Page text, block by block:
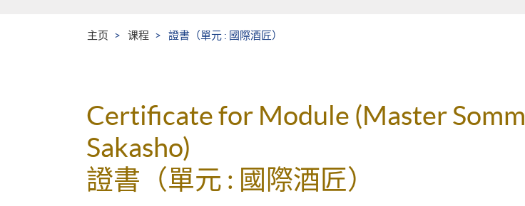
主页 课程 證書（單元 : 國際酒匠）
Certificate for Module (Master
Sakasho)
證書（單元 : 國際酒匠）